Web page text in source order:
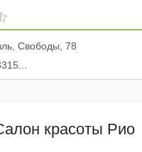
Свободы, 78
красоты Рио